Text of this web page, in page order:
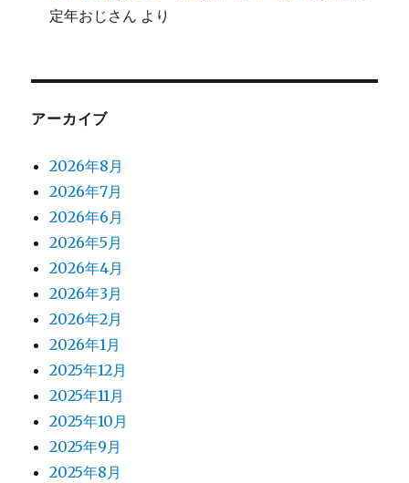
定年おじさん より
アーカイブ
2026年8月
2026年7月
2026年6月
2026年5月
2026年4月
2026年3月
2026年2月
2026年1月
2025年12月
2025年11月
2025年10月
2025年9月
2025年8月